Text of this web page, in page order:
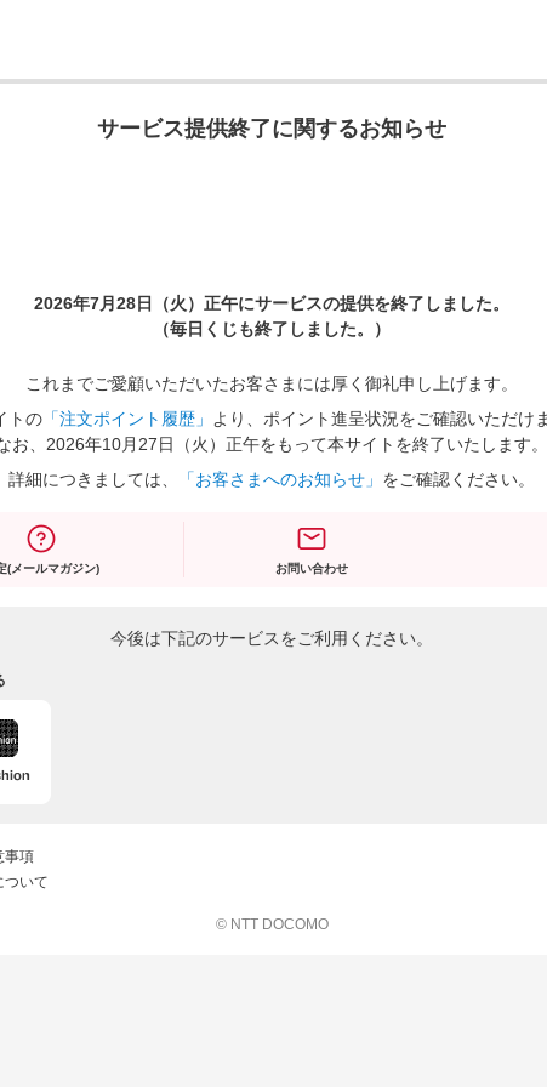
サービス提供終了に関するお知らせ
2026年7月28日（火）正午にサービスの提供を終了しました。
（毎日くじも終了しました。）
これまでご愛顧いただいたお客さまには厚く御礼申し上げます。
トの 「注文ポイント履歴」
より、ポイント進呈状況をご確認いただけま
お、2026年10月27日（火）正午をもって本サイトを終了いたします。
詳細につきましては、
「お客さまへのお知らせ」 をご確認ください。
(メールマガジン) お問い合わせ
今後は下記のサービスをご利用ください。
事項
ついて
© NTT DOCOMO